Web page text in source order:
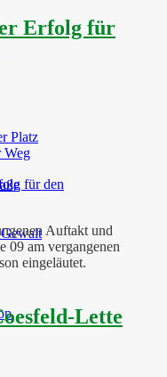
Platz
Weg
Erfolg für
Auftakt und
09 am vergangenen
eingeläutet.
Lette